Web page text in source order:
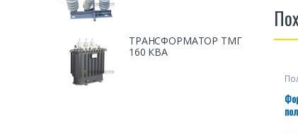
ТРАНСФОРМАТОР ТМГ
160 КВА